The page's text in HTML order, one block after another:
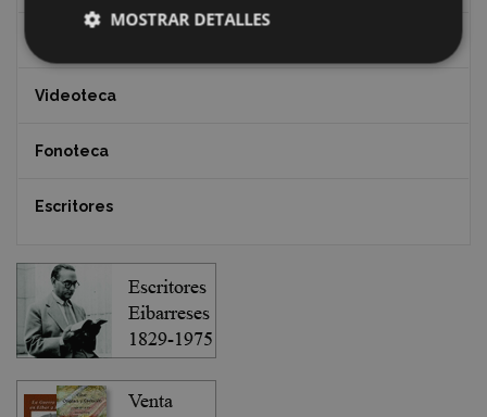
Videoteca
Fonoteca
Escritores
MOSTRAR DETALLES